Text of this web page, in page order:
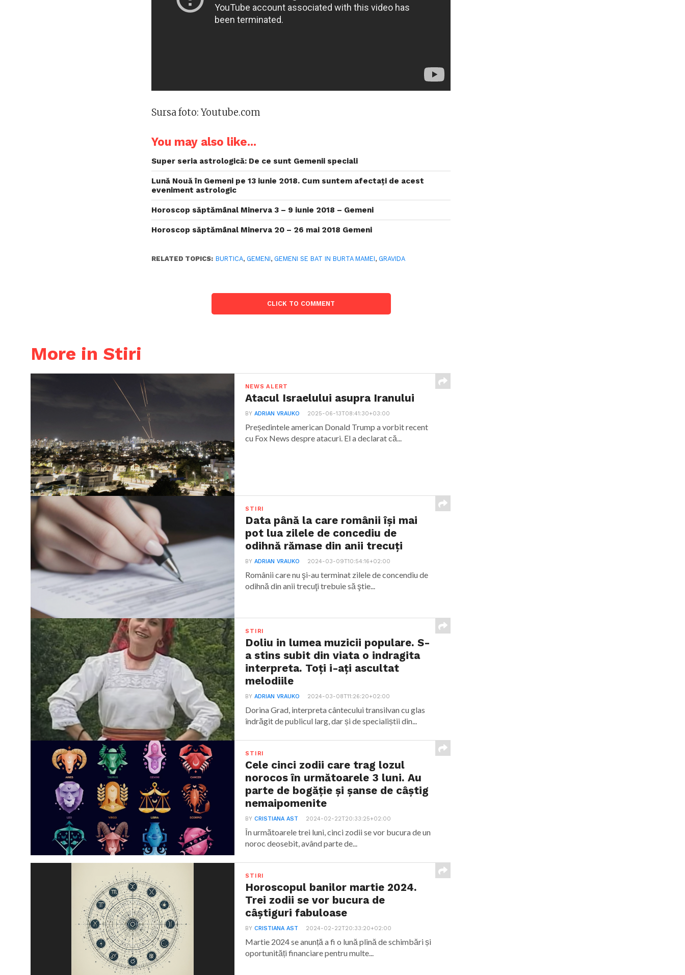
Sursa foto: Youtube.com
You may also like...
Super seria astrologică: De ce sunt Gemenii speciali
Lună Nouă în Gemeni pe 13 iunie 2018. Cum suntem afectați de acest
eveniment astrologic
Horoscop săptămânal Minerva 3 – 9 iunie 2018 – Gemeni
Horoscop săptămânal Minerva 20 – 26 mai 2018 Gemeni
RELATED TOPICS: BURTICA, GEMENI, GEMENI SE BAT IN BURTA MAMEI, GRAVIDA
CLICK TO COMMENT
More in Stiri
NEWS ALERT
Atacul Israelului asupra Iranului
BYADRIAN VRAUKO 2025-06-13T08:41:30+03:00
Președintele american Donald Trump a vorbit recent
cu Fox News despre atacuri. El a declarat că...
STIRI
Data până la care românii îşi mai
pot lua zilele de concediu de
odihnă rămase din anii trecuţi
BYADRIAN VRAUKO 2024-03-09T10:54:16+02:00
Românii care nu şi-au terminat zilele de concendiu de
odihnă din anii trecuţi trebuie să ştie...
STIRI
Doliu in lumea muzicii populare. S-
a stins subit din viata o indragita
interpreta. Toți i-ați ascultat
melodiile
BYADRIAN VRAUKO 2024-03-08T11:26:20+02:00
Dorina Grad, interpreta cântecului transilvan cu glas
îndrăgit de publicul larg, dar și de specialiștii din...
STIRI
Cele cinci zodii care trag lozul
norocos în următoarele 3 luni. Au
parte de bogăție și șanse de câștig
nemaipomenite
BYCRISTIANA AST 2024-02-22T20:33:25+02:00
În următoarele trei luni, cinci zodii se vor bucura de un
noroc deosebit, având parte de...
STIRI
Horoscopul banilor martie 2024.
Trei zodii se vor bucura de
câștiguri fabuloase
BYCRISTIANA AST 2024-02-22T20:33:20+02:00
Martie 2024 se anunță a fi o lună plină de schimbări și
oportunități financiare pentru multe...